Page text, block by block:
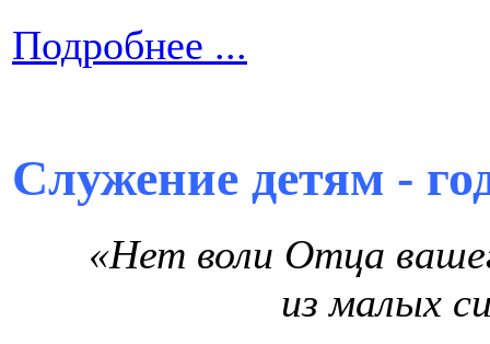
Подробнее ...
Служение детям -
«Нет воли Отца
из малых